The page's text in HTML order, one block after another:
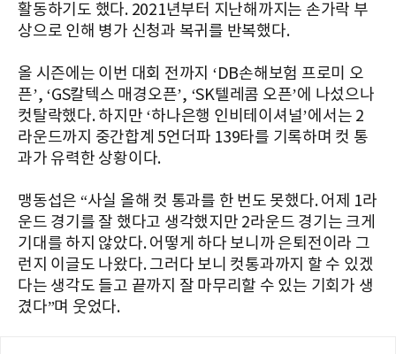
활동하기도 했다. 2021년부터 지난해까지는 손가락 부
상으로 인해 병가 신청과 복귀를 반복했다.
올 시즌에는 이번 대회 전까지 ‘DB손해보험 프로미 오
픈’, ‘GS칼텍스 매경오픈’, ‘SK텔레콤 오픈’에 나섰으나
컷탈락했다. 하지만 ‘하나은행 인비테이셔널’에서는 2
라운드까지 중간합계 5언더파 139타를 기록하며 컷 통
과가 유력한 상황이다.
맹동섭은 “사실 올해 컷 통과를 한 번도 못했다. 어제 1라
운드 경기를 잘 했다고 생각했지만 2라운드 경기는 크게
기대를 하지 않았다. 어떻게 하다 보니까 은퇴전이라 그
런지 이글도 나왔다. 그러다 보니 컷통과까지 할 수 있겠
다는 생각도 들고 끝까지 잘 마무리할 수 있는 기회가 생
겼다”며 웃었다.